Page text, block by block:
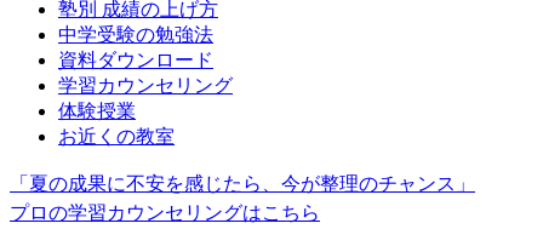
塾別 成績の上げ方
中学受験の勉強法
資料ダウンロード
学習カウンセリング
体験授業
お近くの教室
「夏の成果に不安を感じたら、今が整理のチャンス」
プロの学習カウンセリングはこちら